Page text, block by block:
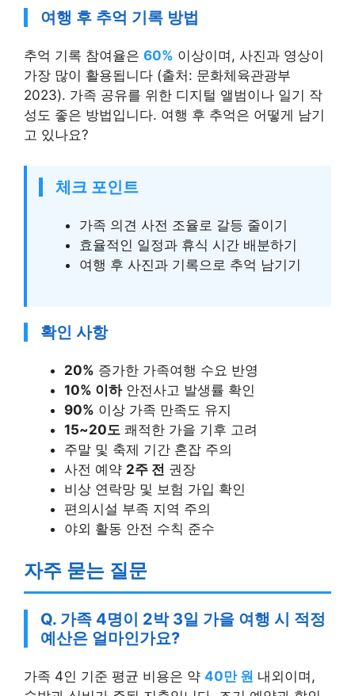
여행 후 추억 기록 방법
추억 기록 참여율은 60% 이상이며, 사진과 영상이
가장 많이 활용됩니다 (출처: 문화체육관광부
2023). 가족 공유를 위한 디지털 앨범이나 일기 작
성도 좋은 방법입니다. 여행 후 추억은 어떻게 남기
고 있나요?
체크 포인트
가족 의견 사전 조율로 갈등 줄이기
효율적인 일정과 휴식 시간 배분하기
여행 후 사진과 기록으로 추억 남기기
확인 사항
20% 증가한 가족여행 수요 반영
10% 이하안전사고 발생률 확인
90%이상 가족 만족도 유지
15~20도쾌적한 가을 기후 고려
주말 및 축제 기간 혼잡 주의
사전 예약2주 전권장
비상 연락망 및 보험 가입 확인
편의시설 부족 지역 주의
야외 활동 안전 수칙 준수
자주 묻는 질문
Q. 가족 4명이 2박 3일 가을 여행 시 적정
예산은 얼마인가요?
가족 4인 기준 평균 비용은 약 40만 원 내외이며,